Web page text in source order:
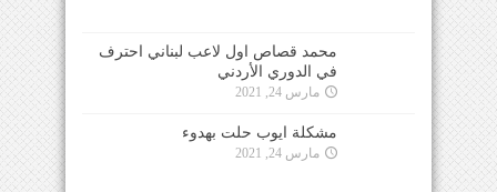
محمد قصاص اول لاعب لبناني احترف
في الدوري الأردني
مارس 24, 2021
مشكلة ايوب حلت بهدوء
مارس 24, 2021